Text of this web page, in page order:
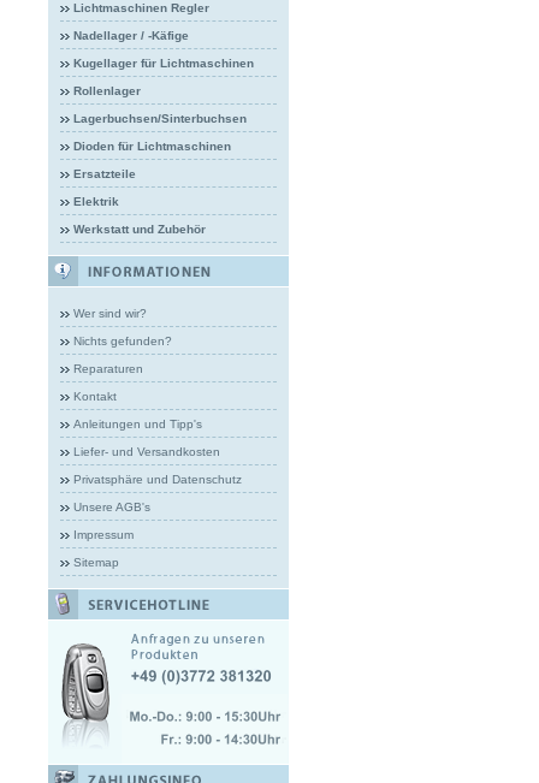
Lichtmaschinen Regler
Nadellager / -Käfige
Kugellager für Lichtmaschinen
Rollenlager
Lagerbuchsen/Sinterbuchsen
Dioden für Lichtmaschinen
Ersatzteile
Elektrik
Werkstatt und Zubehör
Wer sind wir?
Nichts gefunden?
Reparaturen
Kontakt
Anleitungen und Tipp's
Liefer- und Versandkosten
Privatsphäre und Datenschutz
Unsere AGB's
Impressum
Sitemap